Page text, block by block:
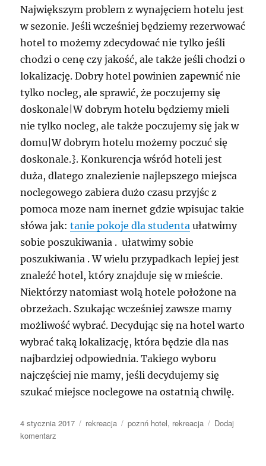
Największym problem z wynajęciem hotelu jest
w sezonie. Jeśli wcześniej będziemy rezerwować
hotel to możemy zdecydować nie tylko jeśli
chodzi o cenę czy jakość, ale także jeśli chodzi o
lokalizację. Dobry hotel powinien zapewnić nie
tylko nocleg, ale sprawić, że poczujemy się
doskonale|W dobrym hotelu będziemy mieli
nie tylko nocleg, ale także poczujemy się jak w
domu|W dobrym hotelu możemy poczuć się
doskonale.}. Konkurencja wśród hoteli jest
duża, dlatego znalezienie najlepszego miejsca
noclegowego zabiera dużo czasu przyjśc z
pomoca moze nam inernet gdzie wpisujac takie
słówa jak:tanie pokoje dla studenta ułatwimy
sobie poszukiwania . ułatwimy sobie
poszukiwania . W wielu przypadkach lepiej jest
znaleźć hotel, który znajduje się w mieście.
Niektórzy natomiast wolą hotele położone na
obrzeżach. Szukając wcześniej zawsze mamy
możliwość wybrać. Decydując się na hotel warto
wybrać taką lokalizację, która będzie dla nas
najbardziej odpowiednia. Takiego wyboru
najczęściej nie mamy, jeśli decydujemy się
szukać miejsce noclegowe na ostatnią chwilę.
Data
publikacji
4 stycznia 2017 Kategorie
rekreacja Tagi
poznń hotel, rekreacja
Dodaj
komentarz